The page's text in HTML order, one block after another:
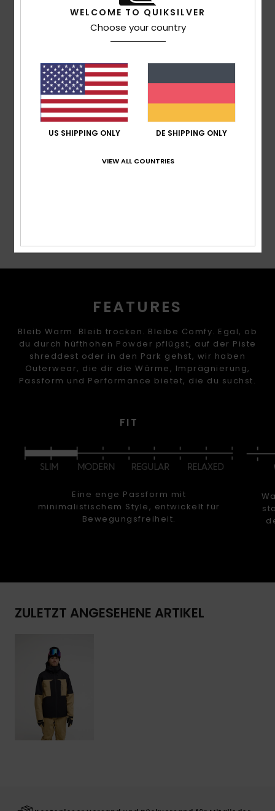
Helmkompatible, Feste Kapuze Mit
Verstellmechanismus Mit Kordelstoppern
Powder-Schneefang: Powder-Schneefang
Reißverschluss
Taschen:Ärmeltasche Für Skipass, Brusttasche, 2
Handwärmertaschen, Große Innentasche Aus
Netzgewebe
FEATURES
Bleib Warm. Bleib trocken. Bleibe Comfy. Egal, ob
du durch hüfthohen Powder pflügst, auf der Piste
shreddest oder in den Park gehst, wir haben
Outerwear, die dir die Wärme, Imprägnierung,
Passform und Performance bietet, die du suchst.
FIT
Eine enge Passform mit
minimalistischem Style, entwickelt für
Bewegungsfreiheit.
ZULETZT ANGESEHENE ARTIKEL
WELCOME TO QUIKSILVER
Choose your country
US SHIPPING ONLY DE SHIPPING ONLY
VIEW ALL COUNTRIES